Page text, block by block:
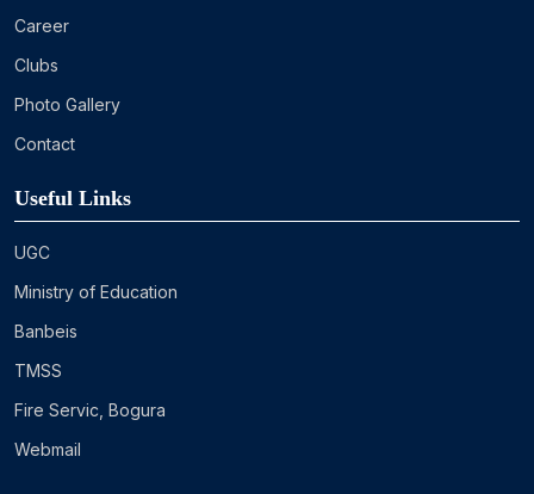
Career
Clubs
Photo Gallery
Contact
Useful Links
UGC
Ministry of Education
Banbeis
TMSS
Fire Servic, Bogura
Webmail